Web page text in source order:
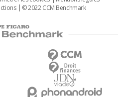
© 2022 CCM Benchmark